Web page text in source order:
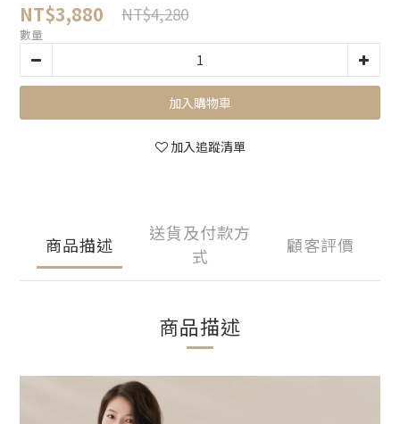
NT$3,880 NT$4,280
數量
加入購物車
加入追蹤清單
商品描述
送貨及付款方
式
顧客評價
商品描述